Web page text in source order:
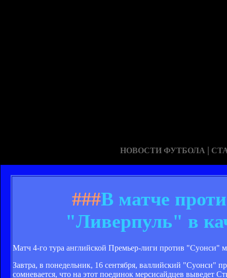
НОВОСТИ ФУТБОЛА |
###В матче
"Ливерпуль" в
Матч 4-го тура английской Премьер-лиги против "Суонси"
Завтра, в понедельник, 16 сентября, валлийский "Суонси"
сомневается, что на этот поединок мерсисайдцев выведет